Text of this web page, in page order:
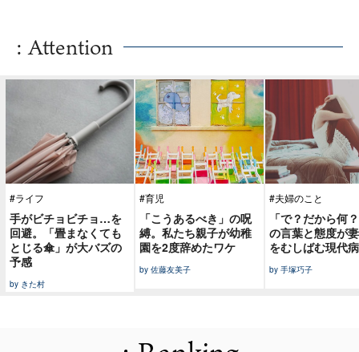
: Attention
#ライフ
手がビチョビチョ…を
回避。「畳まなくても
とじる傘」が大バズの
予感
by きた村
#育児
「こうあるべき」の呪
縛。私たち親子が幼稚
園を2度辞めたワケ
by 佐藤友美子
#夫婦のこと
「で？だから何
の言葉と態度が
をむしばむ現代病
by 手塚巧子